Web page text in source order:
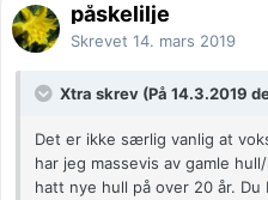
påskelilje
Skrevet 14. mars 2019
Xtra skrev (På 14.3.2019
Det er ikke særlig vanlig at
har jeg massevis av gamle
hatt nye hull på over 20 år.